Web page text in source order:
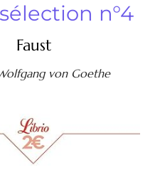
n°4
Faust
von Goethe